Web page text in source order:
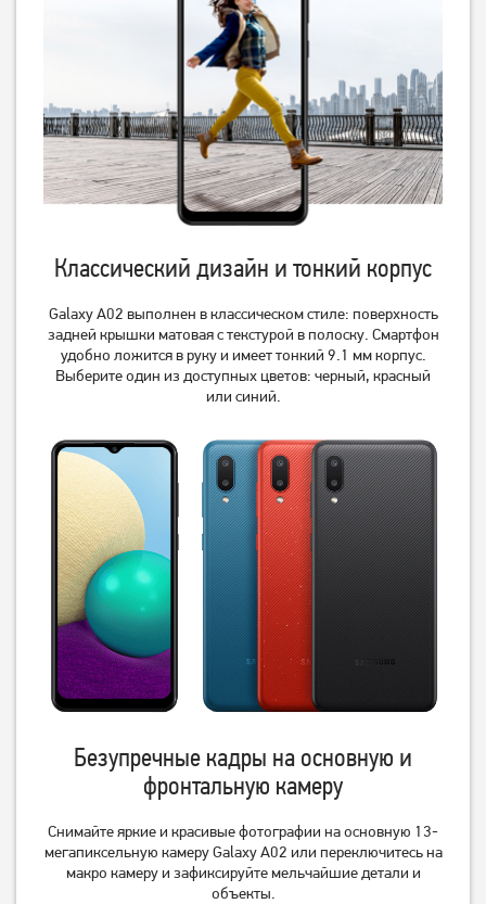
Смартфон Samsung Galaxy
(A566)
18 999 грн
Смартфон Samsung Galaxy
A26 5G 8/256GB Mint (SM-
A266BLGC)
12 299грн
(A566)
18 999грн
(A566)
18 999 грн
Смартфон Xiaomi Redmi
Note 14S 8/256GB NFC
Ocean Blue (Global) (із
10 939грн
Смартфон Xiaomi Redmi
Note 14S 8/256GB NFC
Midnight Black (Global) (із
10 939грн
Классический дизайн и тонкий корпус
Galaxy A02 выполнен в классическом стиле: поверхность
задней крышки матовая с текстурой в полоску. Смартфон
удобно ложится в руку и имеет тонкий 9.1 мм корпус.
Выберите один из доступных цветов: черный, красный
или синий.
Безупречные кадры на основную и
фронтальную камеру
Снимайте яркие и красивые фотографии на основную 13-
мегапиксельную камеру Galaxy A02 или переключитесь на
макро камеру и зафиксируйте мельчайшие детали и
объекты.